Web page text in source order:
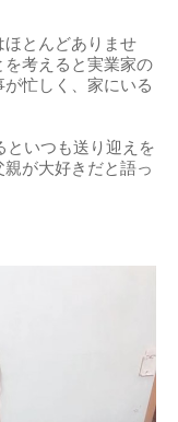
とんどありませ
考えると実業家の
忙しく、家にいる
といつも送り迎えを
が大好きだと語っ